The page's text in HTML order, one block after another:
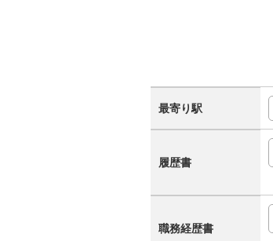
最寄り駅
履歴書
職務経歴書